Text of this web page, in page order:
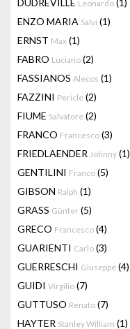
DUDREVILLE Leonardo (1)
ENZO MARIA Salvi (1)
ERNST Max (1)
FABRO Luciano (2)
FASSIANOS Alecos (1)
FAZZINI Pericle (2)
FIUME Salvatore (2)
FRANCO Francesco (3)
FRIEDLAENDER Johnny (1)
GENTILINI Franco (5)
GIBSON Ralph (1)
GRASS Günter (5)
GRECO Francesco (4)
GUARIENTI Carlo (3)
GUERRESCHI Giuseppe (4)
GUIDI Virgilio (7)
GUTTUSO Renato (7)
HAYTER Stanley William (1)